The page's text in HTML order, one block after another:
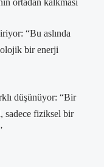
ortadan kalkması
“Bu aslında
bir enerji
düşünüyor: “Bir
sadece fiziksel bir